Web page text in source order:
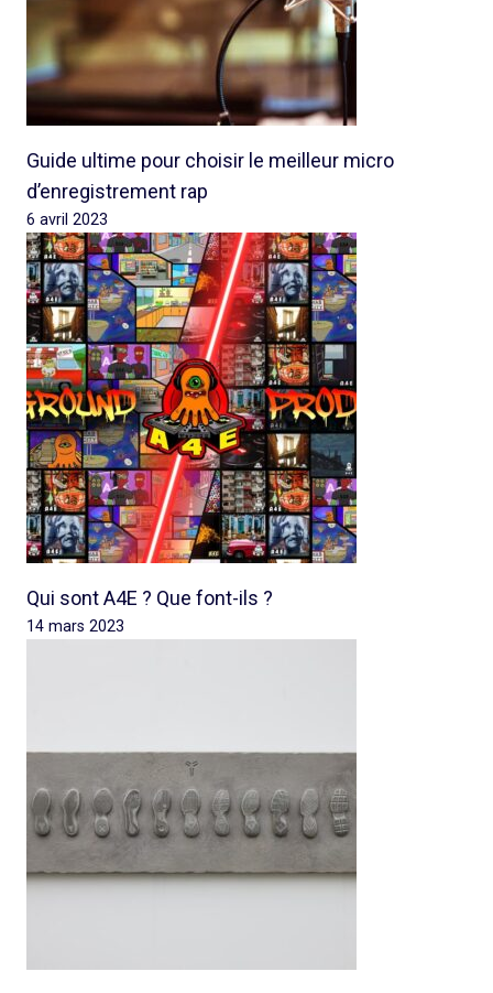
Guide ultime pour choisir le meilleur micro
d’enregistrement rap
6 avril 2023
Qui sont A4E ? Que font-ils ?
14 mars 2023